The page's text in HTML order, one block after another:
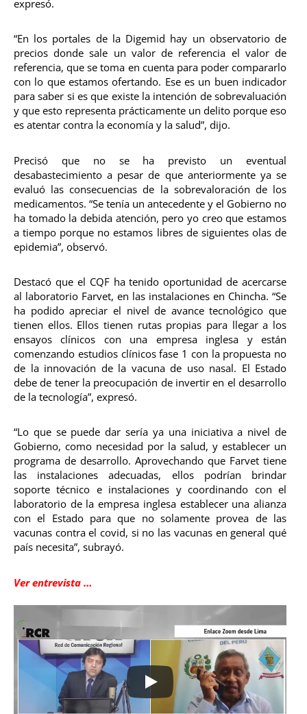
expresó.
“En los portales de la Digemid hay un observatorio de
precios donde sale un valor de referencia el valor de
referencia, que se toma en cuenta para poder compararlo
con lo que estamos ofertando. Ese es un buen indicador
para saber si es que existe la intención de sobrevaluación
y que esto representa prácticamente un delito porque eso
es atentar contra la economía y la salud”, dijo.
Precisó que no se ha previsto un eventual
desabastecimiento a pesar de que anteriormente ya se
evaluó las consecuencias de la sobrevaloración de los
medicamentos. “Se tenía un antecedente y el Gobierno no
ha tomado la debida atención, pero yo creo que estamos
a tiempo porque no estamos libres de siguientes olas de
epidemia”, observó.
Destacó que el CQF ha tenido oportunidad de acercarse
al laboratorio Farvet, en las instalaciones en Chincha. “Se
ha podido apreciar el nivel de avance tecnológico que
tienen ellos. Ellos tienen rutas propias para llegar a los
ensayos clínicos con una empresa inglesa y están
comenzando estudios clínicos fase 1 con la propuesta no
de la innovación de la vacuna de uso nasal. El Estado
debe de tener la preocupación de invertir en el desarrollo
de la tecnología”, expresó.
“Lo que se puede dar sería ya una iniciativa a nivel de
Gobierno, como necesidad por la salud, y establecer un
programa de desarrollo. Aprovechando que Farvet tiene
las instalaciones adecuadas, ellos podrían brindar
soporte técnico e instalaciones y coordinando con el
laboratorio de la empresa inglesa establecer una alianza
con el Estado para que no solamente provea de las
vacunas contra el covid, si no las vacunas en general qué
país necesita”, subrayó.
Ver entrevista …